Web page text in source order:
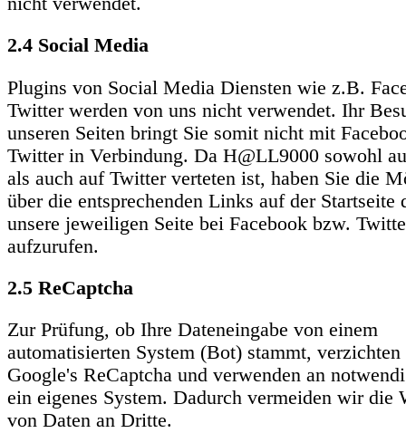
2.4 Social Media
Plugins von Social Media Diensten wie z.B.
Twitter werden von uns nicht verwendet. Ihr
unseren Seiten bringt Sie somit nicht mit
Twitter in Verbindung. Da H@LL9000 sowohl
als auch auf Twitter verteten ist, haben Sie die
über die entsprechenden Links auf der Startseite
unsere jeweiligen Seite bei Facebook bzw.
aufzurufen.
2.5 ReCaptcha
Zur Prüfung, ob Ihre Dateneingabe von einem
automatisierten System (Bot) stammt,
Google's ReCaptcha und verwenden an
ein eigenes System. Dadurch vermeiden wir die
von Daten an Dritte.